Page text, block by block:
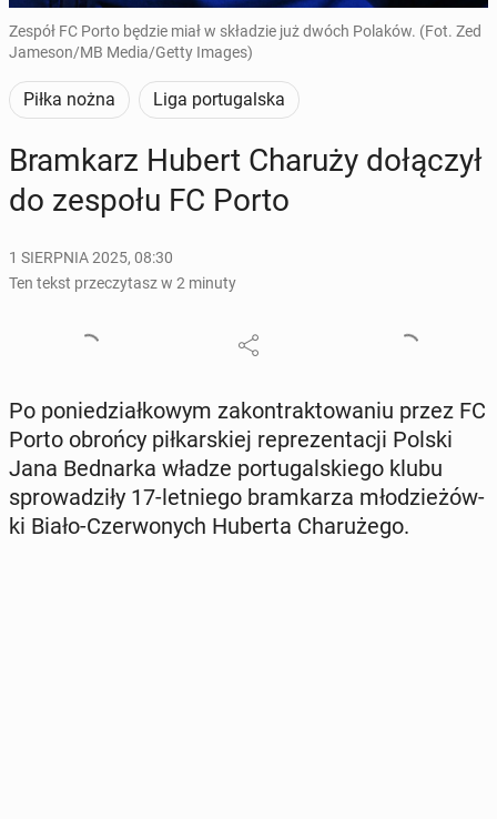
Zespół FC Porto będzie miał w składzie już dwóch Polaków. (Fot. Zed
Jameson/MB Media/Getty Images)
Piłka nożna Liga portugalska
Bram­karz Hubert Charuży do­łą­czył
do zespołu FC Porto
1 SIERPNIA 2025, 08:30
Ten tekst przeczytasz w 2 minuty
Po po­nie­dział­ko­wym za­kon­trak­to­wa­niu przez FC
Porto obrońcy pił­kar­skiej re­pre­zen­ta­cji Polski
Jana Bed­nar­ka władze por­tu­gal­skie­go klubu
spro­wa­dzi­ły 17-let­nie­go bram­ka­rza mło­dzie­żów­
ki Biało-Czer­wo­nych Huberta Cha­ru­że­go.